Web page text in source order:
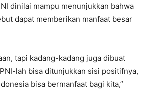
dinilai mampu menunjukkan bahwa
dapat memberikan manfaat besar
tapi kadang-kadang juga dibuat
lah bisa ditunjukkan sisi positifnya,
bisa bermanfaat bagi kita,”